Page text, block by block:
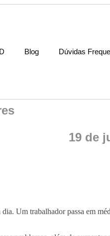
Blog Dúvidas
19 de
Um trabalhador passa em